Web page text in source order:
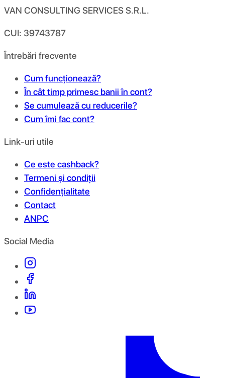
VAN CONSULTING SERVICES S.R.L.
CUI: 39743787
Întrebări frecvente
Cum funcționează?
În cât timp primesc banii în cont?
Se cumulează cu reducerile?
Cum îmi fac cont?
Link-uri utile
Ce este cashback?
Termeni și condiții
Confidențialitate
Contact
ANPC
Social Media